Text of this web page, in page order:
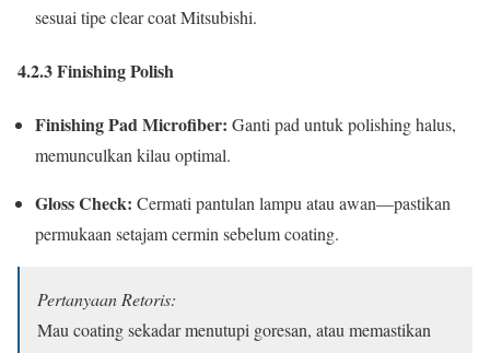
sesuai tipe clear coat Mitsubishi.
4.2.3 Finishing Polish
Finishing Pad Microfiber: Ganti pad untuk polishing halus,
memunculkan kilau optimal.
Gloss Check: Cermati pantulan lampu atau awan—pastikan
permukaan setajam cermin sebelum coating.
Pertanyaan Retoris:
Mau coating sekadar menutupi goresan, atau memastikan